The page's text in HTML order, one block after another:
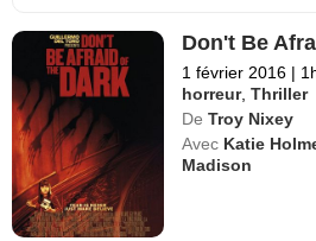
Don't Be
1 février 2016 |
horreur,Thriller
De Troy Nixey
Avec Katie
Madison